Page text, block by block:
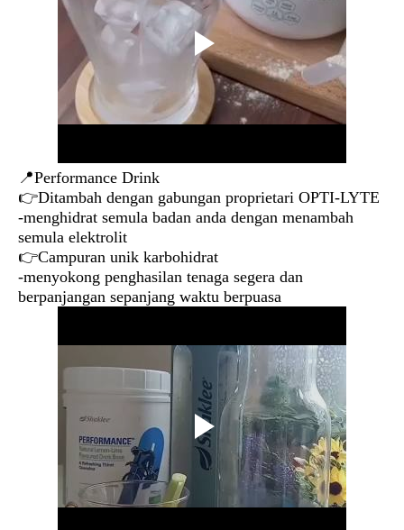
📍Performance Drink
👉Ditambah dengan gabungan proprietari OPTI-LYTE
-menghidrat semula badan anda dengan menambah
semula elektrolit
👉Campuran unik karbohidrat
-menyokong penghasilan tenaga segera dan
berpanjangan sepanjang waktu berpuasa